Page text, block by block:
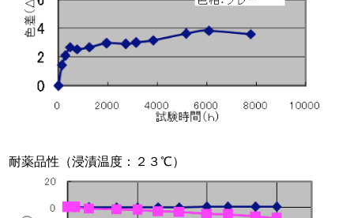
耐薬品性（浸漬温度：２３℃）